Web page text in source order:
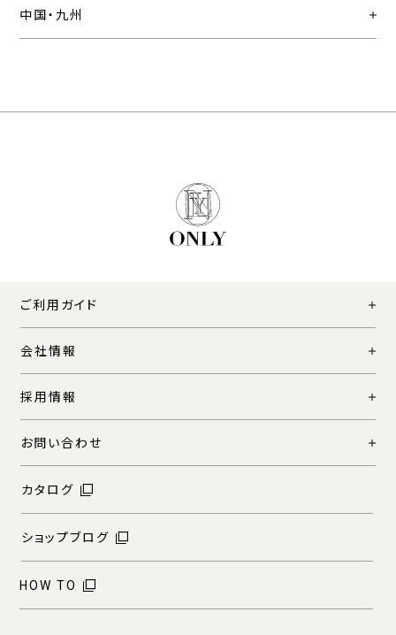
中国・九州
ご利用ガイド
会社情報
採用情報
お問い合わせ
カタログ
ショップブログ
HOW TO